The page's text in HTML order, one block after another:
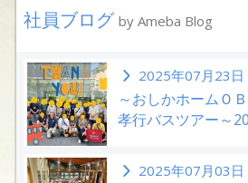
社員ブログ by Ameba Blog
2025年07月23日
～おしかホーム
孝行バスツアー～
2025年07月03日